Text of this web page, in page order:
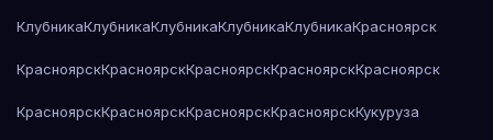
КлубникаКлубникаКлубникаКлубникаКлубникаКрасноярск
КрасноярскКрасноярскКрасноярскКрасноярскКрасноярск
КрасноярскКрасноярскКрасноярскКрасноярскКукуруза